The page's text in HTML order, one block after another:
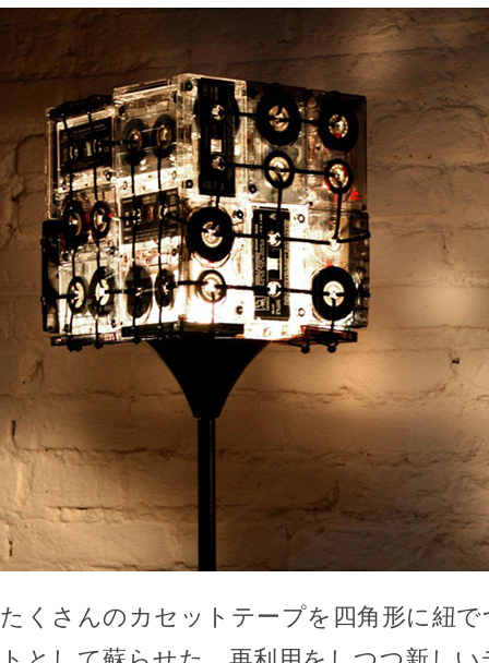
たくさんのカセットテープを四角形に紐